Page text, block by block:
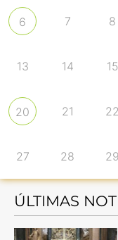
6 7 8
13 14 15
20 21 22
27 28 29
ÚLTIMAS